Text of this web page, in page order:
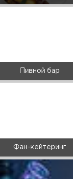
Пивной бар
Фан-кейтеринг